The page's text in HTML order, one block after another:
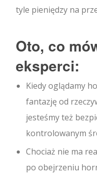
tyle pieniędzy na
Oto, co
eksperci:
Kiedy oglądamy
fantazję od
jesteśmy też
kontrolowanym
Chociaż nie ma
po obejrzeniu